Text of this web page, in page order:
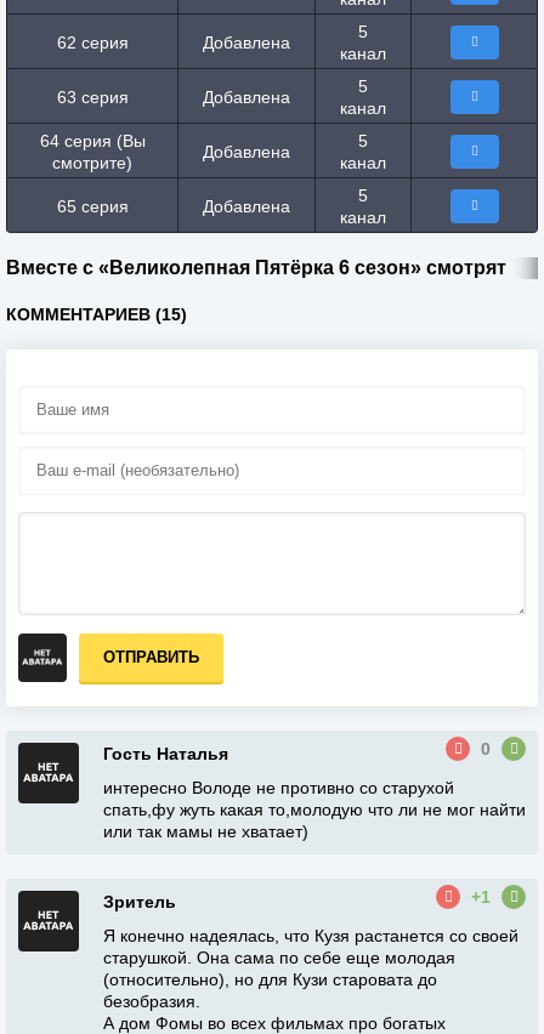
62 серия Добавлена
5
канал
63 серия Добавлена
5
канал
64 серия (Вы
смотрите)
Добавлена
5
канал
65 серия Добавлена
5
канал
Вместе с «Великолепная Пятёрка 6 сезон» смотрят
КОММЕНТАРИЕВ (15)
ОТПРАВИТЬ
Гость Наталья
0
интересно Володе не противно со старухой
спать,фу жуть какая то,молодую что ли не мог найти
или так мамы не хватает)
Зритель
+1
Я конечно надеялась, что Кузя растанется со своей
старушкой. Она сама по себе еще молодая
(относительно), но для Кузи старовата до
безобразия.
А дом Фомы во всех фильмах про богатых